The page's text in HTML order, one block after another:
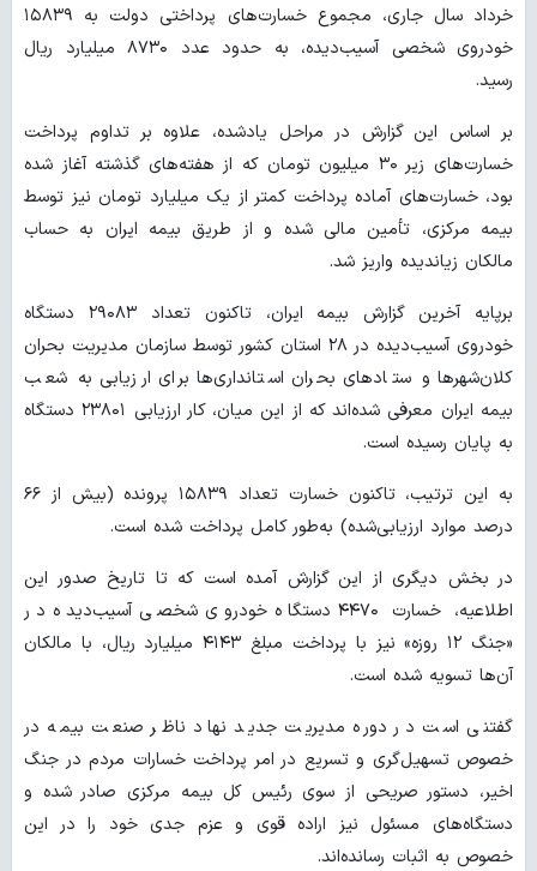
خرداد سال جاری، مجموع خسارت‌های پرداختی دولت به ۱۵۸۳۹
خودروی شخصی آسیب‌دیده، به حدود عدد ۸۷۳۰ میلیارد ریال
رسید.
بر اساس این گزارش در مراحل یادشده، علاوه بر تداوم پرداخت
خسارت‌های زیر ۳۰ میلیون تومان که از هفته‌های گذشته آغاز شده
بود، خسارت‌های آماده پرداخت کمتر از یک میلیارد تومان نیز توسط
بیمه مرکزی، تأمین مالی شده و از طریق بیمه ایران به حساب
مالکان زیاندیده واریز شد.
برپایه آخرین گزارش بیمه ایران، تاکنون تعداد ۲۹۰۸۳ دستگاه
خودروی آسیب‌دیده در ۲۸ استان کشور توسط سازمان مدیریت بحران
کلان‌شهرها و ستادهای بحران استانداری‌ها برای ارزیابی به شعب
بیمه ایران معرفی شده‌اند که از این میان، کار ارزیابی ۲۳۸۰۱ دستگاه
به پایان رسیده است.
به این ترتیب، تاکنون خسارت تعداد ۱۵۸۳۹ پرونده (بیش از ۶۶
درصد موارد ارزیابی‌شده) به‌طور کامل پرداخت شده است.
در بخش دیگری از این گزارش آمده است که تا تاریخ صدور این
اطلاعیه، خسارت ۴۴۷۰ دستگاه خودروی شخصی آسیب‌دیده در
«جنگ ۱۲ روزه» نیز با پرداخت مبلغ ۴۱۴۳ میلیارد ریال، با مالکان
آن‌ها تسویه شده است.
گفتنی است در دوره مدیریت جدید نهاد ناظر صنعت بیمه در
خصوص تسهیل‌گری و تسریع در امر پرداخت خسارات مردم در جنگ
اخیر، دستور صریحی از سوی رئیس کل بیمه مرکزی صادر شده و
دستگاه‌های مسئول نیز اراده قوی و عزم جدی خود را در این
خصوص به اثبات رسانده‌اند.